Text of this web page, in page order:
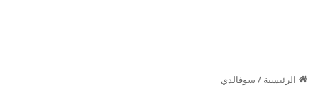
الرئيسية/سوفالدي